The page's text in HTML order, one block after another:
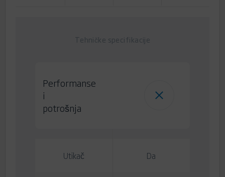
Tehničke specifikacije
Performanse
i
potrošnja
Utikač Da